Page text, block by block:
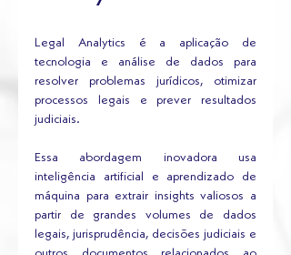
Legal Analytics é a aplicação de
tecnologia e análise de dados para
resolver problemas jurídicos, otimizar
processos legais e prever resultados
judiciais.
Essa abordagem inovadora usa
inteligência artificial e aprendizado de
máquina para extrair insights valiosos a
partir de grandes volumes de dados
legais, jurisprudência, decisões judiciais e